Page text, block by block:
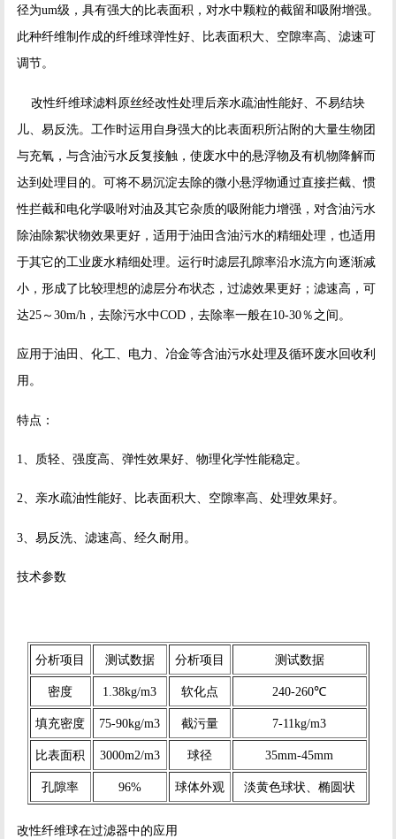
径为um级，具有强大的比表面积，对水中颗粒的截留和吸附增强。
此种纤维制作成的纤维球弹性好、比表面积大、空隙率高、滤速可
调节。
改性纤维球滤料原丝经改性处理后亲水疏油性能好、不易结块
儿、易反洗。工作时运用自身强大的比表面积所沾附的大量生物团
与充氧，与含油污水反复接触，使废水中的悬浮物及有机物降解而
达到处理目的。可将不易沉淀去除的微小悬浮物通过直接拦截、惯
性拦截和电化学吸咐对油及其它杂质的吸附能力增强，对含油污水
除油除絮状物效果更好，适用于油田含油污水的精细处理，也适用
于其它的工业废水精细处理。运行时滤层孔隙率沿水流方向逐渐减
小，形成了比较理想的滤层分布状态，过滤效果更好；滤速高，可
达25～30m/h，去除污水中COD，去除率一般在10-30％之间。
应用于油田、化工、电力、冶金等含油污水处理及循环废水回收利
用。
特点：
1、质轻、强度高、弹性效果好、物理化学性能稳定。
2、亲水疏油性能好、比表面积大、空隙率高、处理效果好。
3、易反洗、滤速高、经久耐用。
技术参数
分析项目 测试数据 分析项目 测试数据
密度 1.38kg/m3 软化点 240-260℃
填充密度 75-90kg/m3 截污量 7-11kg/m3
比表面积 3000m2/m3 球径 35mm-45mm
孔隙率 96% 球体外观 淡黄色球状、椭圆状
改性纤维球在过滤器中的应用